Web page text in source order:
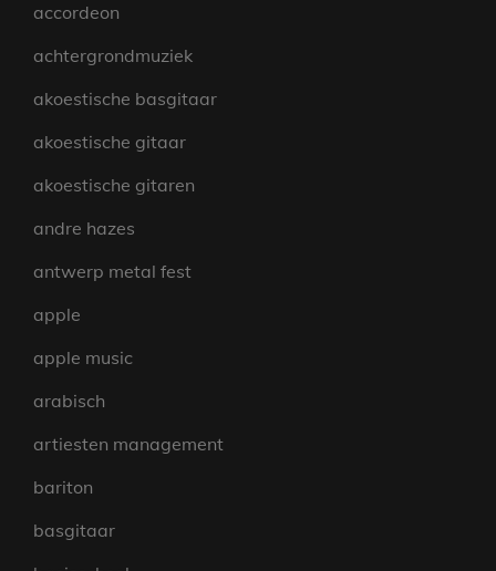
accordeon
achtergrondmuziek
akoestische basgitaar
akoestische gitaar
akoestische gitaren
andre hazes
antwerp metal fest
apple
apple music
arabisch
artiesten management
bariton
basgitaar